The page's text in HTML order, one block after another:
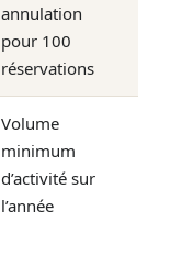
annulation
pour 100
réservations
Volume
minimum
d’activité sur
l’année